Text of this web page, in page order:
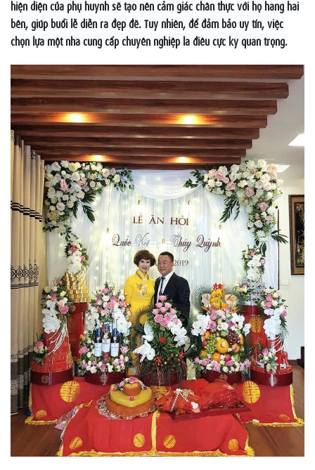
hiện diện của phụ huynh sẽ tạo nên cảm giác chân thực với họ hàng hai
bên, giúp buổi lễ diễn ra đẹp đẽ. Tuy nhiên, để đảm bảo uy tín, việc
chọn lựa một nhà cung cấp chuyên nghiệp là điều cực kỳ quan trọng.